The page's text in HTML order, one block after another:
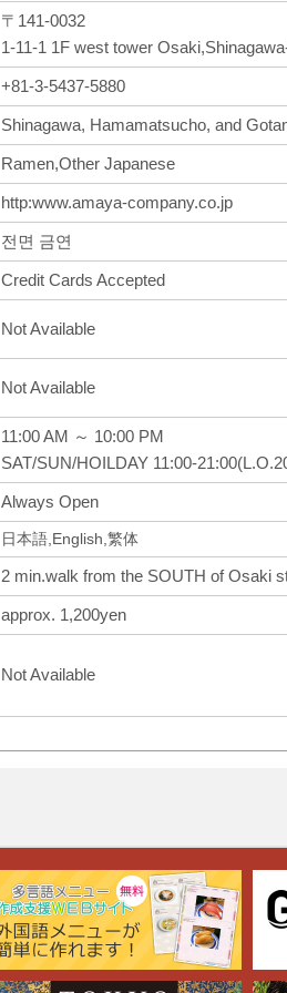
〒141-0032
1-11-1 1F west tower
+81-3-5437-5880
Shinagawa, Hamamatsucho, and
Ramen,Other Japanese
http:www.amaya-company.co.jp
전면 금연
Credit Cards Accepted
Not Available
Not Available
11:00 AM ～ 10:00 PM
SAT/SUN/HOILDAY 11:00-
Always Open
日本語,English,繁体
2 min.walk from the SOUTH of Osaki
approx. 1,200yen
Not Available